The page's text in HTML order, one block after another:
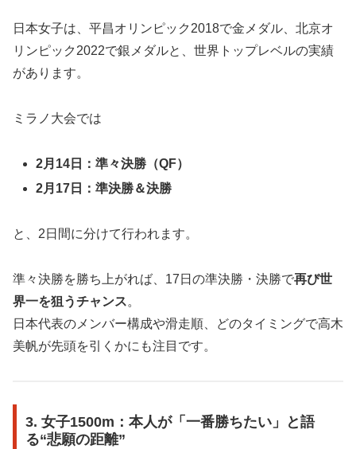
日本女子は、平昌オリンピック2018で金メダル、北京オ
リンピック2022で銀メダルと、世界トップレベルの実績
があります。
ミラノ大会では
2月14日：準々決勝（QF）
2月17日：準決勝＆決勝
と、2日間に分けて行われます。
準々決勝を勝ち上がれば、17日の準決勝・決勝で再び世
界一を狙うチャンス。
日本代表のメンバー構成や滑走順、どのタイミングで高木
美帆が先頭を引くかにも注目です。
3. 女子1500m：本人が「一番勝ちたい」と語
る“悲願の距離”